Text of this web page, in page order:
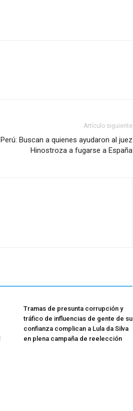
Artículo siguiente
Perú: Buscan a quienes ayudaron al juez
Hinostroza a fugarse a España
Tramas de presunta corrupción y
tráfico de influencias de gente de su
confianza complican a Lula da Silva
en plena campaña de reelección